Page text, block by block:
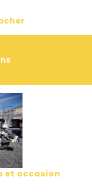
et occasion